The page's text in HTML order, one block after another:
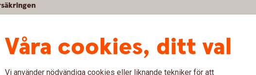
Våra cookies, ditt val
Vi använder nödvändiga cookies eller liknande tekniker för att